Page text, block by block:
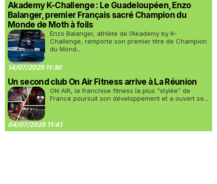
Akademy K-Challenge : Le Guadeloupéen, Enzo
Balanger, premier Français sacré Champion du
Monde de Moth à foils
Enzo Balanger, athlète de l’Akademy by K-
Challenge, remporte son premier titre de Champion
du Mond...
14/07/2025 11:30
Un second club On Air Fitness arrive à La Réunion
ON AIR, la franchise fitness la plus “stylée” de
France poursuit son développement et a ouvert se...
04/07/2025 11:41